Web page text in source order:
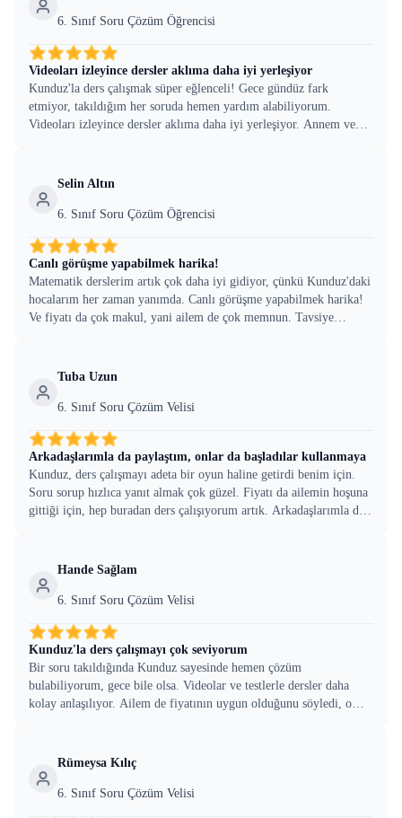
6. Sınıf Soru Çözüm Öğrencisi
Videoları izleyince dersler aklıma daha iyi yerleşiyor
Kunduz'la ders çalışmak süper eğlenceli! Gece gündüz fark
etmiyor, takıldığım her soruda hemen yardım alabiliyorum.
Videoları izleyince dersler aklıma daha iyi yerleşiyor. Annem ve
Selin Altın
6. Sınıf Soru Çözüm Öğrencisi
Canlı görüşme yapabilmek harika!
Matematik derslerim artık çok daha iyi gidiyor, çünkü Kunduz'daki
hocalarım her zaman yanımda. Canlı görüşme yapabilmek harika!
Ve fiyatı da çok makul, yani ailem de çok memnun. Tavsiye
Tuba Uzun
6. Sınıf Soru Çözüm Velisi
Arkadaşlarımla da paylaştım, onlar da başladılar kullanmaya
Kunduz, ders çalışmayı adeta bir oyun haline getirdi benim için.
Soru sorup hızlıca yanıt almak çok güzel. Fiyatı da ailemin hoşuna
gittiği için, hep buradan ders çalışıyorum artık. Arkadaşlarımla da
Hande Sağlam
6. Sınıf Soru Çözüm Velisi
Kunduz'la ders çalışmayı çok seviyorum
Bir soru takıldığında Kunduz sayesinde hemen çözüm
bulabiliyorum, gece bile olsa. Videolar ve testlerle dersler daha
kolay anlaşılıyor. Ailem de fiyatının uygun olduğunu söyledi, o
Rümeysa Kılıç
6. Sınıf Soru Çözüm Velisi